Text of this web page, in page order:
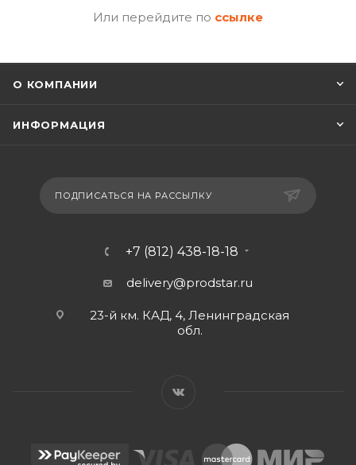
Или перейдите по ссылке
О КОМПАНИИ
ИНФОРМАЦИЯ
ПОДПИСАТЬСЯ НА РАССЫЛКУ
+7 (812) 438-18-18
delivery@prodstar.ru
23-й км. КАД, 4, Ленинградская
обл.